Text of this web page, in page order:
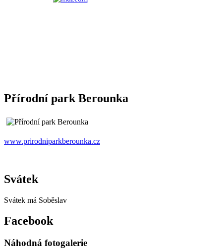
Přírodní park Berounka
www.prirodniparkberounka.cz
Svátek
Svátek má Soběslav
Facebook
Náhodná fotogalerie